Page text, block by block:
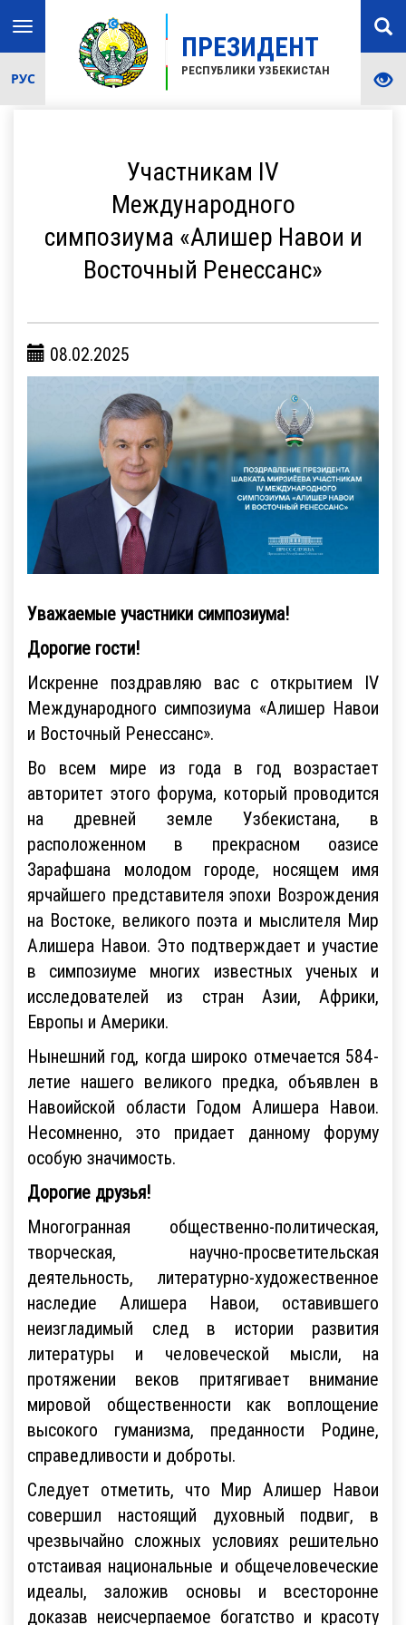
ПРЕЗИДЕНТ
РЕСПУБЛИКИ УЗБЕКИСТАН
Toggle
navigation
РУС
Участникам IV
Международного
симпозиума «Алишер Навои и
Восточный Ренессанс»
08.02.2025
Уважаемые участники симпозиума!
Дорогие гости!
Искренне поздравляю вас с открытием IV
Международного симпозиума «Алишер Навои
и Восточный Ренессанс».
Во всем мире из года в год возрастает
авторитет этого форума, который проводится
на древней земле Узбекистана, в
расположенном в прекрасном оазисе
Зарафшана молодом городе, носящем имя
ярчайшего представителя эпохи Возрождения
на Востоке, великого поэта и мыслителя Мир
Алишера Навои. Это подтверждает и участие
в симпозиуме многих известных ученых и
исследователей из стран Азии, Африки,
Европы и Америки.
Нынешний год, когда широко отмечается 584-
летие нашего великого предка, объявлен в
Навоийской области Годом Алишера Навои.
Несомненно, это придает данному форуму
особую значимость.
Дорогие друзья!
Многогранная общественно-политическая,
творческая, научно-просветительская
деятельность, литературно-художественное
наследие Алишера Навои, оставившего
неизгладимый след в истории развития
литературы и человеческой мысли, на
протяжении веков притягивает внимание
мировой общественности как воплощение
высокого гуманизма, преданности Родине,
справедливости и доброты.
Следует отметить, что Мир Алишер Навои
совершил настоящий духовный подвиг, в
чрезвычайно сложных условиях решительно
отстаивая национальные и общечеловеческие
идеалы, заложив основы и всесторонне
доказав неисчерпаемое богатство и красоту